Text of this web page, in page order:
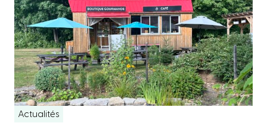
Actualités